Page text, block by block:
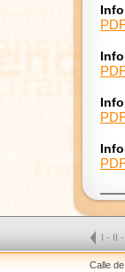
I - II -
Calle